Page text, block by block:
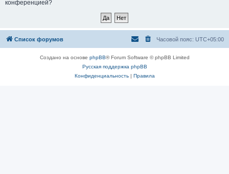
конференцией?
Список форумов Часовой пояс: UTC+05:00
Создано на основе phpBB® Forum Software © phpBB Limited
Русская поддержка phpBB
Конфиденциальность| Правила